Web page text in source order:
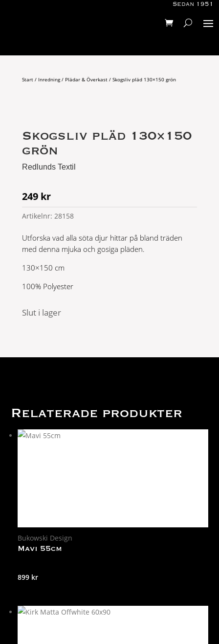
Sedan 1951
Start/ Inredning/ Plädar & Överkast/ Skogsliv pläd 130×150 grön
Skogsliv pläd 130×150
grön
Redlunds Textil
249 kr
Artikelnr: 28158
Utforska vad alla söta djur hittar på bland träden
med denna mjuka och gosiga pläden.
130×150 cm
100% Polyester
Slut i lager
Relaterade produkter
Bukowski Design
Mavi 55cm
899 kr